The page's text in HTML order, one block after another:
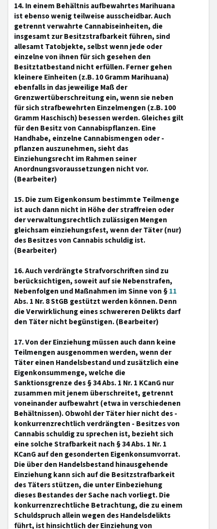
14. In einem Behältnis aufbewahrtes Marihuana
ist ebenso wenig teilweise ausscheidbar. Auch
getrennt verwahrte Cannabiseinheiten, die
insgesamt zur Besitzstrafbarkeit führen, sind
allesamt Tatobjekte, selbst wenn jede oder
einzelne von ihnen für sich gesehen den
Besitztatbestand nicht erfüllen. Ferner gehen
kleinere Einheiten (z.B. 10 Gramm Marihuana)
ebenfalls in das jeweilige Maß der
Grenzwertüberschreitung ein, wenn sie neben
für sich strafbewehrten Einzelmengen (z.B. 100
Gramm Haschisch) besessen werden. Gleiches gilt
für den Besitz von Cannabispflanzen. Eine
Handhabe, einzelne Cannabismengen oder -
pflanzen auszunehmen, sieht das
Einziehungsrecht im Rahmen seiner
Anordnungsvoraussetzungen nicht vor.
(Bearbeiter)
15. Die zum Eigenkonsum bestimmte Teilmenge
ist auch dann nicht in Höhe der straffreien oder
der verwaltungsrechtlich zulässigen Mengen
gleichsam einziehungsfest, wenn der Täter (nur)
des Besitzes von Cannabis schuldig ist.
(Bearbeiter)
16. Auch verdrängte Strafvorschriften sind zu
berücksichtigen, soweit auf sie Nebenstrafen,
Nebenfolgen und Maßnahmen im Sinne von §11
Abs. 1 Nr. 8 StGB gestützt werden können. Denn
die Verwirklichung eines schwereren Delikts darf
den Täter nicht begünstigen. (Bearbeiter)
17. Von der Einziehung müssen auch dann keine
Teilmengen ausgenommen werden, wenn der
Täter einen Handelsbestand und zusätzlich eine
Eigenkonsummenge, welche die
Sanktionsgrenze des § 34 Abs. 1 Nr. 1 KCanG nur
zusammen mit jenem überschreitet, getrennt
voneinander aufbewahrt (etwa in verschiedenen
Behältnissen). Obwohl der Täter hier nicht des -
konkurrenzrechtlich verdrängten - Besitzes von
Cannabis schuldig zu sprechen ist, bezieht sich
eine solche Strafbarkeit nach § 34 Abs. 1 Nr. 1
KCanG auf den gesonderten Eigenkonsumvorrat.
Die über den Handelsbestand hinausgehende
Einziehung kann sich auf die Besitzstrafbarkeit
des Täters stützen, die unter Einbeziehung
dieses Bestandes der Sache nach vorliegt. Die
konkurrenzrechtliche Betrachtung, die zu einem
Schuldspruch allein wegen des Handelsdelikts
führt, ist hinsichtlich der Einziehung von